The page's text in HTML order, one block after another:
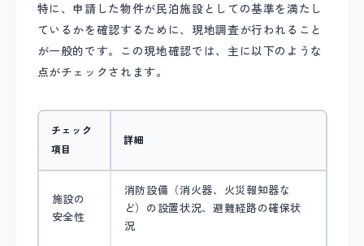
特に、申請した物件が民泊施設としての基準を満たし
ているかを確認するために、現地調査が行われること
が一般的です。この現地確認では、主に以下のような
点がチェックされます。
チェック
項目
詳細
施設の
安全性
消防設備（消火器、火災報知器な
ど）の設置状況、避難経路の確保状
況